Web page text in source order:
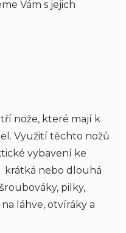
Vám s jejich
nože, které mají k
Využití těchto nožů
vybavení ke
nebo dlouhá
pilky,
láhve, otvíráky a